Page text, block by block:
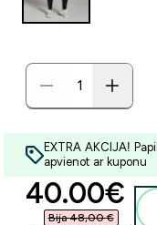
EXTRA AKCIJA!
apvienot ar kuponu
40.00€‎
Bija 48,00 €‎